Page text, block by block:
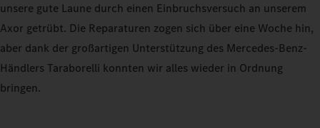
unsere gute Laune durch einen Einbruchsversuch an unserem
Axor getrübt. Die Reparaturen zogen sich über eine Woche hin,
aber dank der großartigen Unterstützung des Mercedes-Benz-
Händlers Taraborelli konnten wir alles wieder in Ordnung
bringen.